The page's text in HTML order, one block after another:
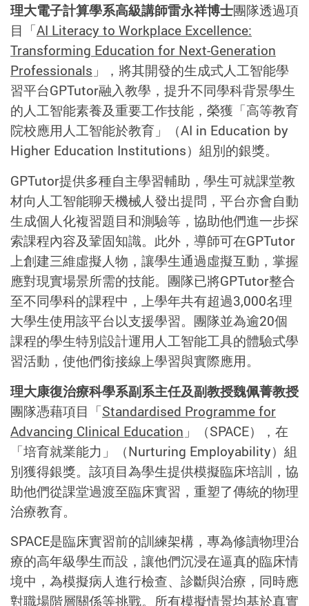
理大電子計算學系高級講師雷永祥博士團隊透過項
目「AI Literacy to Workplace Excellence:
Transforming Education for Next-Generation
Professionals 」，將其開發的生成式人工智能學
習平台GPTutor融入教學，提升不同學科背景學生
的人工智能素養及重要工作技能，榮獲「高等教育
院校應用人工智能於教育」（AI in Education by
Higher Education Institutions）組別的銀獎。
GPTutor提供多種自主學習輔助，學生可就課堂教
材向人工智能聊天機械人發出提問，平台亦會自動
生成個人化複習題目和測驗等，協助他們進一步探
索課程內容及鞏固知識。此外，導師可在GPTutor
上創建三維虛擬人物，讓學生通過虛擬互動，掌握
應對現實場景所需的技能。團隊已將GPTutor整合
至不同學科的課程中，上學年共有超過3,000名理
大學生使用該平台以支援學習。團隊並為逾20個
課程的學生特別設計運用人工智能工具的體驗式學
習活動，使他們銜接線上學習與實際應用。
理大康復治療科學系副系主任及副教授魏佩菁教授
團隊憑藉項目「Standardised Programme for
Advancing Clinical Education 」（SPACE），在
「培育就業能力」（Nurturing Employability）組
別獲得銀獎。該項目為學生提供模擬臨床培訓，協
助他們從課堂過渡至臨床實習，重塑了傳統的物理
治療教育。
SPACE是臨床實習前的訓練架構，專為修讀物理治
療的高年級學生而設，讓他們沉浸在逼真的臨床情
境中，為模擬病人進行檢查、診斷與治療，同時應
對職場階層關係等挑戰。所有模擬情景均基於真實